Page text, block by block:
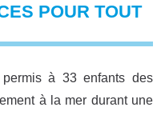
POUR TOUT
à 33 enfants des
à la mer durant une